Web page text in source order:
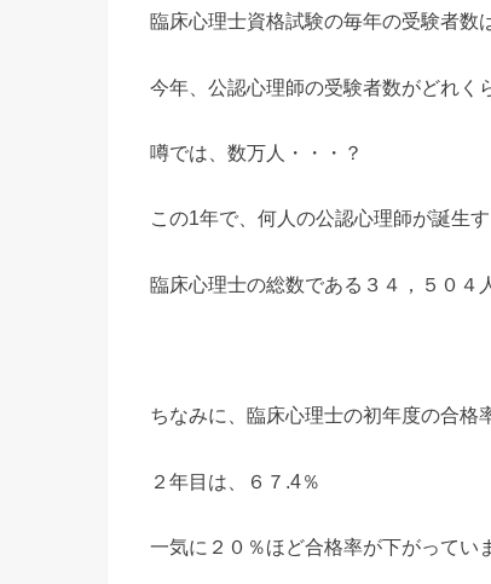
臨床心理士資格試験の毎年の受験者数
今年、公認心理師の受験者数がどれく
噂では、数万人・・・？
この1年で、何人の公認心理師が誕生す
臨床心理士の総数である３４，５０４
ちなみに、臨床心理士の初年度の合格
２年目は、６７.4％
一気に２０％ほど合格率が下がってい